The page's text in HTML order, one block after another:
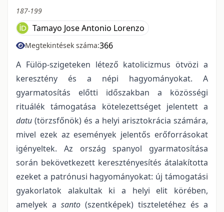
187-199
Tamayo Jose Antonio Lorenzo
Megtekintések száma:366
A Fülöp-szigeteken létező katolicizmus ötvözi a
keresztény és a népi hagyományokat. A
gyarmatosítás előtti időszakban a közösségi
rituálék támogatása kötelezettséget jelentett a
datu (törzsfőnök) és a helyi arisztokrácia számára,
mivel ezek az események jelentős erőforrásokat
igényeltek. Az ország spanyol gyarmatosítása
során bekövetkezett keresztényesítés átalakította
ezeket a patrónusi hagyományokat: új támogatási
gyakorlatok alakultak ki a helyi elit körében,
amelyek a santo (szentképek) tiszteletéhez és a